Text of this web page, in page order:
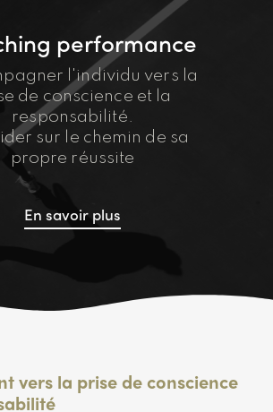
performance
l'individu vers la
de conscience et la
responsabilité.
sur le chemin de sa
propre réussite
En savoir plus
vers la prise de conscience